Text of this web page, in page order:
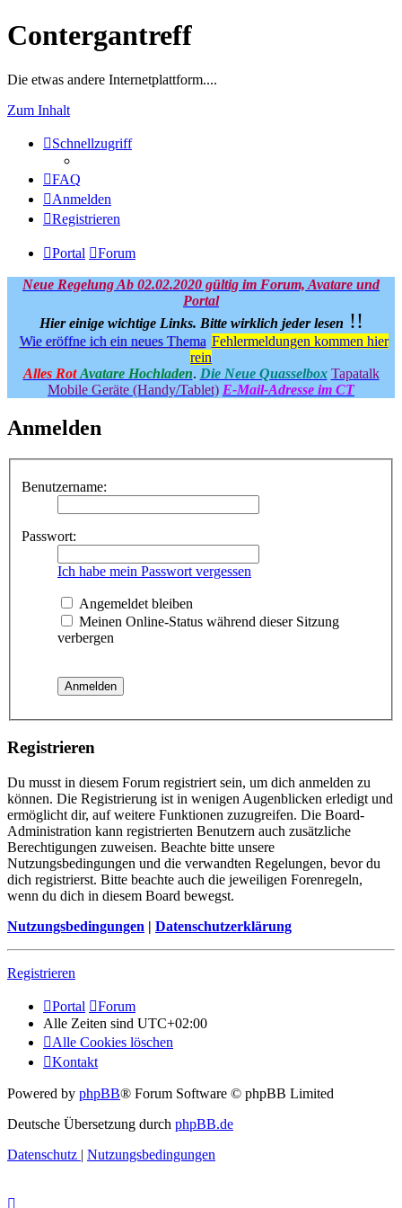
Contergantreff
Die etwas andere Internetplattform....
Zum Inhalt
Schnellzugriff
FAQ
Anmelden
Registrieren
Portal Forum
Neue Regelung Ab 02.02.2020 gültig im Forum, Avatare und
Portal
Hier einige wichtige Links. Bitte wirklich jeder lesen !!
Wie eröffne ich ein neues Thema Fehlermeldungen kommen hier
rein
Alles Rot Avatare Hochladen. Die Neue Quasselbox Tapatalk
Mobile Geräte (Handy/Tablet) E-Mail-Adresse im CT
Anmelden
Benutzername:
Passwort:
Ich habe mein Passwort vergessen
Angemeldet bleiben
Meinen Online-Status während dieser Sitzung
verbergen
Registrieren
Du musst in diesem Forum registriert sein, um dich anmelden zu
können. Die Registrierung ist in wenigen Augenblicken erledigt und
ermöglicht dir, auf weitere Funktionen zuzugreifen. Die Board-
Administration kann registrierten Benutzern auch zusätzliche
Berechtigungen zuweisen. Beachte bitte unsere
Nutzungsbedingungen und die verwandten Regelungen, bevor du
dich registrierst. Bitte beachte auch die jeweiligen Forenregeln,
wenn du dich in diesem Board bewegst.
Nutzungsbedingungen | Datenschutzerklärung
Registrieren
Portal
Forum
Alle Zeiten sind UTC+02:00
Alle Cookies löschen
Kontakt
Powered by phpBB® Forum Software © phpBB Limited
Deutsche Übersetzung durch phpBB.de
Datenschutz | Nutzungsbedingungen